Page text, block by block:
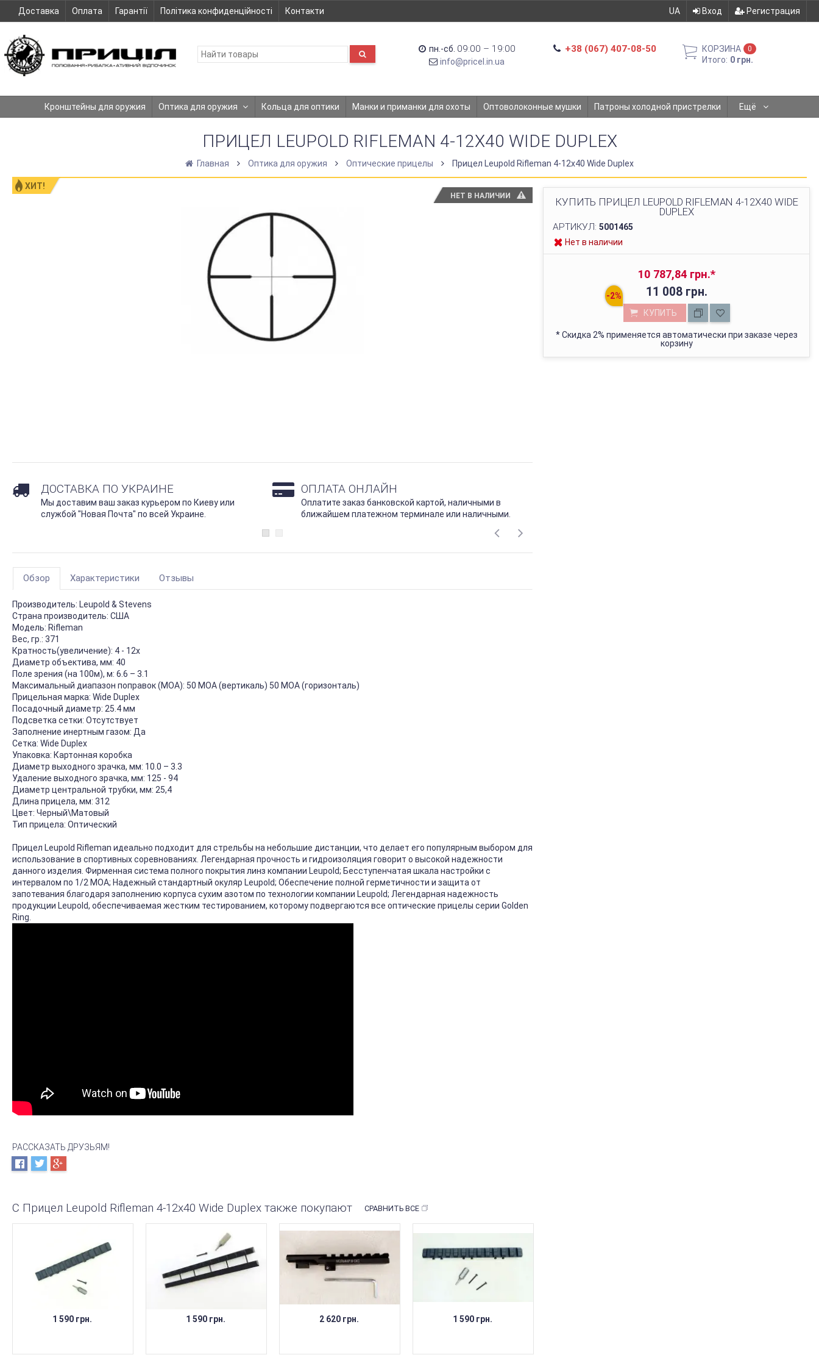
Доставка Оплата Гарантії Політика конфиденційності Контакти UA Вход Регистрация
пн.-сб. 09:00 – 19:00
info@pricel.in.ua
+38 (067) 407-08-50 КОРЗИНА 0
Итого: 0 грн.
Кронштейны для оружия Оптика для оружия Кольца для оптики Манки и приманки для охоты Оптоволоконные мушки Патроны холодной пристрелки Ещё
ПРИЦЕЛ LEUPOLD RIFLEMAN 4-12X40 WIDE DUPLEX
Главная Оптика для оружия Оптические прицелы Прицел Leupold Rifleman 4-12x40 Wide Duplex
ХИТ!
НЕТ В НАЛИЧИИ
КУПИТЬ ПРИЦЕЛ LEUPOLD RIFLEMAN 4-12X40 WIDE
DUPLEX
АРТИКУЛ: 5001465
Нет в наличии
10 787,84 грн.*
11 008 грн.
КУПИТЬ
*Скидка 2% применяется автоматически при заказе через
корзину
ДОСТАВКА ПО УКРАИНЕ
Мы доставим ваш заказ курьером по Киеву или
службой "Новая Почта" по всей Украине.
ОПЛАТА ОНЛАЙН
Оплатите заказ банковской картой, наличными в
ближайшем платежном терминале или наличными.
Обзор Характеристики Отзывы
Производитель: Leupold & Stevens
Страна производитель: США
Модель: Rifleman
Вес, гр.: 371
Кратность(увеличение): 4 - 12х
Диаметр объектива, мм: 40
Поле зрения (на 100м), м: 6.6 – 3.1
Максимальный диапазон поправок (MOA): 50 MOA (вертикаль) 50 MOA (горизонталь)
Прицельная марка: Wide Duplex
Посадочный диаметр: 25.4 мм
Подсветка сетки: Отсутствует
Заполнение инертным газом: Да
Сетка: Wide Duplex
Упаковка: Картонная коробка
Диаметр выходного зрачка, мм: 10.0 – 3.3
Удаление выходного зрачка, мм: 125 - 94
Диаметр центральной трубки, мм: 25,4
Длина прицела, мм: 312
Цвет: Черный\Матовый
Тип прицела: Оптический
Прицел Leupold Rifleman идеально подходит для стрельбы на небольшие дистанции, что делает его популярным выбором для
использование в спортивных соревнованиях. Легендарная прочность и гидроизоляция говорит о высокой надежности
данного изделия. Фирменная система полного покрытия линз компании Leupold; Бесступенчатая шкала настройки с
интервалом по 1/2 MOA; Надежный стандартный окуляр Leupold; Обеспечение полной герметичности и защита от
запотевания благодаря заполнению корпуса сухим азотом по технологии компании Leupold; Легендарная надежность
продукции Leupold, обеспечиваемая жестким тестированием, которому подвергаются все оптические прицелы серии Golden
Ring.
РАССКАЗАТЬ ДРУЗЬЯМ!
С Прицел Leupold Rifleman 4-12x40 Wide Duplex также покупают СРАВНИТЬ ВСЕ
1 590 грн. 1 590 грн. 2 620 грн. 1 590 грн.